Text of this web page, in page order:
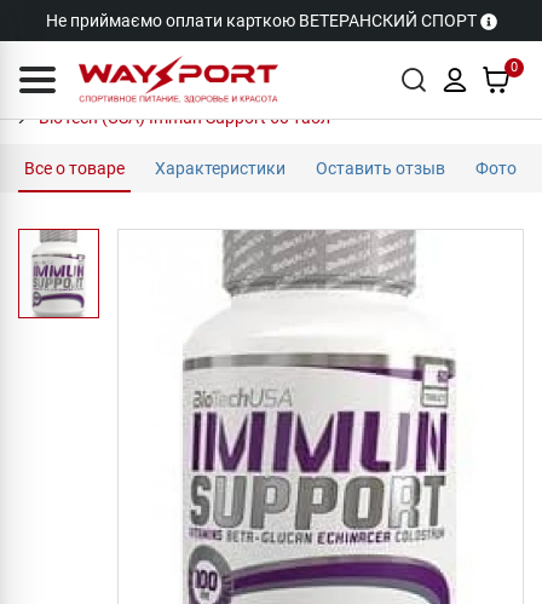
Не приймаємо оплати карткою ВЕТЕРАНСКИЙ СПОРТ
0
BioTech (USA) Immun Support 60 табл
Все о товаре Характеристики Оставить отзыв Фото